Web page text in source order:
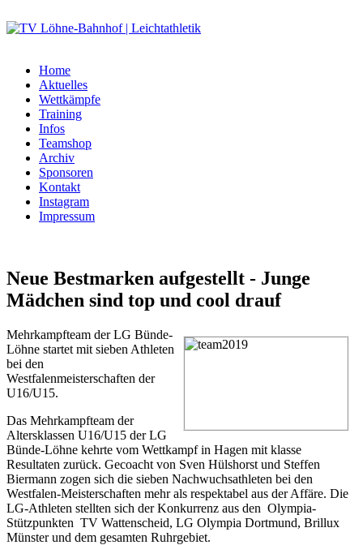
Home
Aktuelles
Wettkämpfe
Training
Infos
Teamshop
Archiv
Sponsoren
Kontakt
Instagram
Impressum
Neue Bestmarken aufgestellt - Junge
Mädchen sind top und cool drauf
Mehrkampfteam der LG Bünde-
Löhne startet mit sieben Athleten
bei den
Westfalenmeisterschaften der
U16/U15.
Das Mehrkampfteam der
Altersklassen U16/U15 der LG
Bünde-Löhne kehrte vom Wettkampf in Hagen mit klasse
Resultaten zurück. Gecoacht von Sven Hülshorst und Steffen
Biermann zogen sich die sieben Nachwuchsathleten bei den
Westfalen-Meisterschaften mehr als respektabel aus der Affäre. Die
LG-Athleten stellten sich der Konkurrenz aus den Olympia-
Stützpunkten TV Wattenscheid, LG Olympia Dortmund, Brillux
Münster und dem gesamten Ruhrgebiet.